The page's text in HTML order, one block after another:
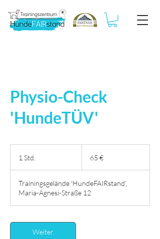
Physio-Check
'HundeTÜV'
1 Std.
d
65 €
Trainingsgelände 'HundeFAIRstand',
Maria-Agnesi-Straße 12
Weiter